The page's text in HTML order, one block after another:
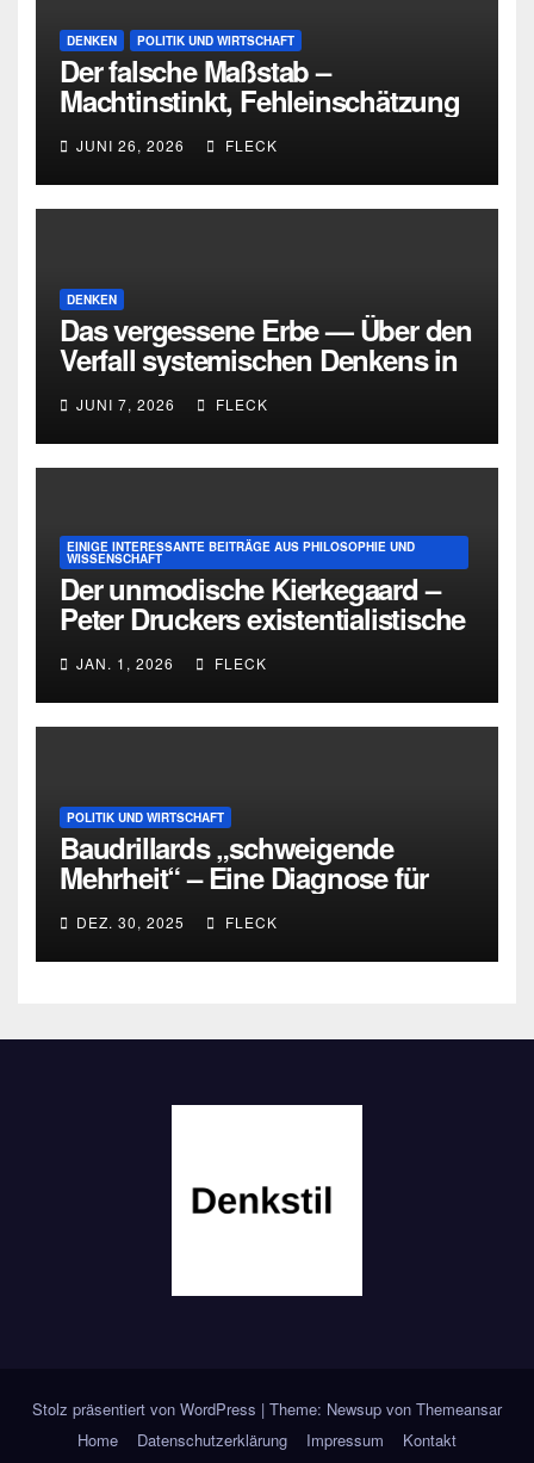
DENKEN POLITIK UND WIRTSCHAFT
Der falsche Maßstab –
Machtinstinkt, Fehleinschätzung
und die Grenzen intellektueller
Urteilskraft
JUNI 26, 2026 FLECK
DENKEN
Das vergessene Erbe — Über den
Verfall systemischen Denkens in
Deutschland
JUNI 7, 2026 FLECK
EINIGE INTERESSANTE BEITRÄGE AUS PHILOSOPHIE UND
WISSENSCHAFT
Der unmodische Kierkegaard –
Peter Druckers existentialistische
Intervention von 1933
JAN. 1, 2026 FLECK
POLITIK UND WIRTSCHAFT
Baudrillards „schweigende
Mehrheit“ – Eine Diagnose für
heute
DEZ. 30, 2025 FLECK
Stolz präsentiert von WordPress | Theme: Newsup von Themeansar
Home
Datenschutzerklärung Impressum Kontakt